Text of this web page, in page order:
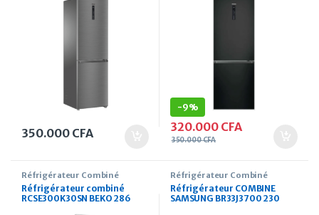
350.000 CFA
-9%
320.000 CFA
350.000CFA
Réfrigérateur Combiné
Réfrigérateur combiné
RCSE300K30SN BEKO 286
Réfrigérateur Combiné
Réfrigérateur COMBINE
SAMSUNG BR33J3700 230